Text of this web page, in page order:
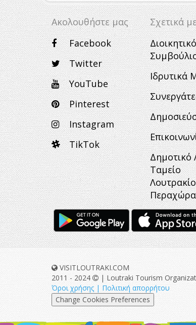
Ακολουθήστε μας
Facebook
Twitter
YouTube
Pinterest
Instagram
TikTok
Σχετικά
Διοικητικό
Ιδρυτικά
Δημοτικό
Ταμείο
VISITLOUTRAKI.COM
2011 - 2024
| Loutraki Tourism
Όροι χρήσης | Πολιτική απορρήτου
Change Cookies Preferences